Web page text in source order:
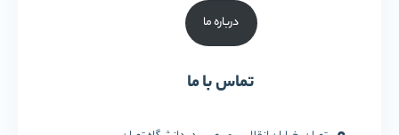
درباره ما
تماس با ما